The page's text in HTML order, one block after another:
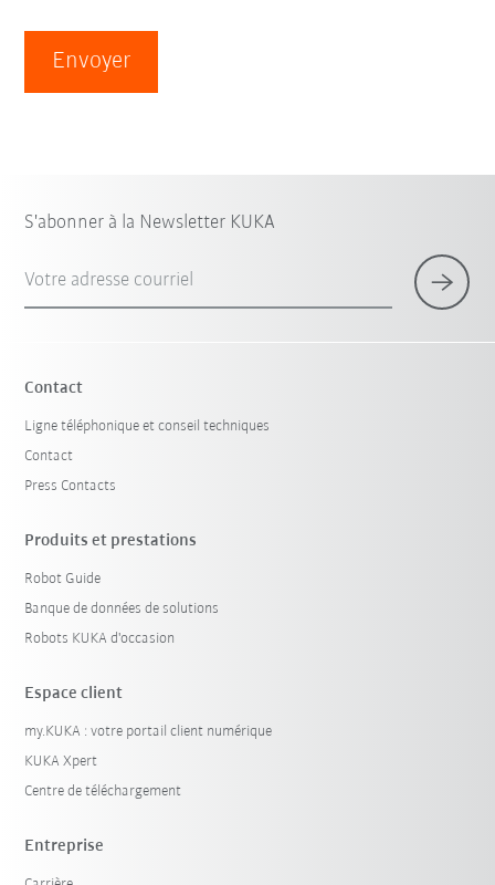
Envoyer
S'abonner à la Newsletter KUKA
Votre adresse courriel
Contact
Ligne téléphonique et conseil techniques
Contact
Press Contacts
Produits et prestations
Robot Guide
Banque de données de solutions
Robots KUKA d'occasion
Espace client
my.KUKA : votre portail client numérique
KUKA Xpert
Centre de téléchargement
Entreprise